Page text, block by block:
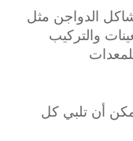
الدواجن مثل
والتركيب
أن تلبي كل